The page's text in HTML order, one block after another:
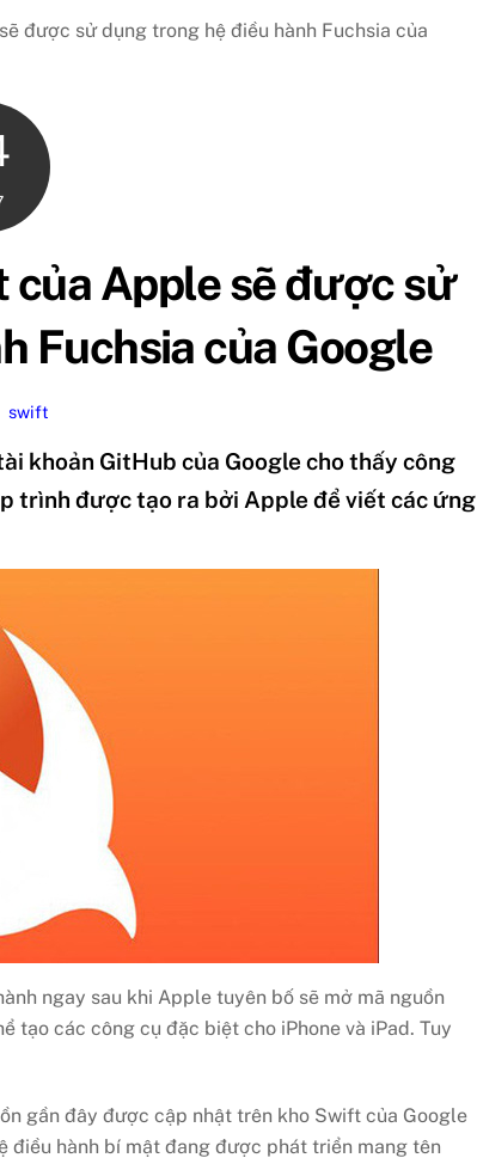
được sử dụng trong hệ điều hành Fuchsia của
Apple sẽ được sử
Fuchsia của Google
swift
khoản GitHub của Google cho thấy công
trình được tạo ra bởi Apple để viết các ứng
ngay sau khi Apple tuyên bố sẽ mở mã nguồn
tạo các công cụ đặc biệt cho iPhone và iPad. Tuy
gần đây được cập nhật trên kho Swift của Google
điều hành bí mật đang được phát triển mang tên